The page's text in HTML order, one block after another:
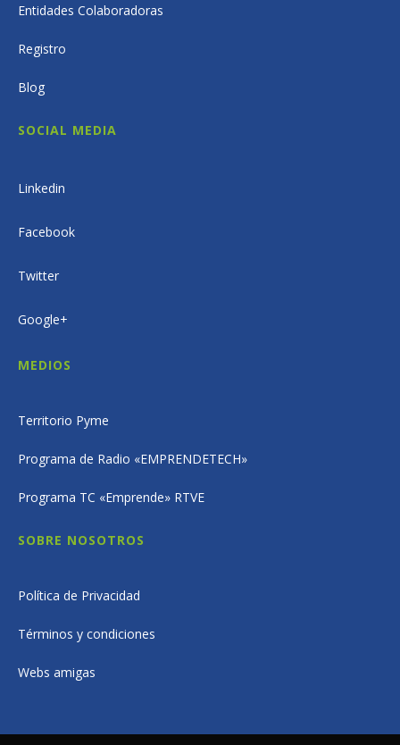
Entidades Colaboradoras
Registro
Blog
SOCIAL MEDIA
Linkedin
Facebook
Twitter
Google+
MEDIOS
Territorio Pyme
Programa de Radio «EMPRENDETECH»
Programa TC «Emprende» RTVE
SOBRE NOSOTROS
Política de Privacidad
Términos y condiciones
Webs amigas